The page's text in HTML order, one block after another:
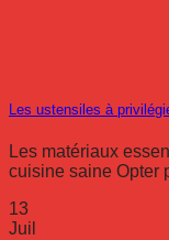
Les ustensiles à
Les matériaux
cuisine saine Opter
13
Juil